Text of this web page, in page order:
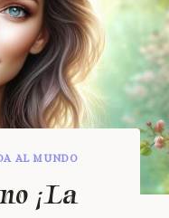
AL MUNDO
¡La